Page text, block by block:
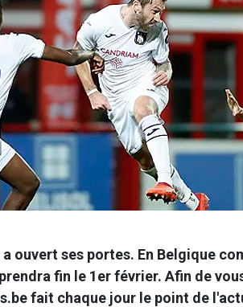
ouvert ses portes. En Belgique
fin le 1er février. Afin de
fait chaque jour le point de